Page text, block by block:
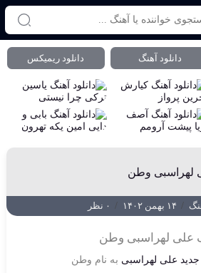
دانلود آهنگ دانلود ریمیکس
لهراسبی وطن
/ ۱۴ بهمن ۱۴۰۲ / ۰ نظر
علی لهراسبی وطن
علی لهراسبی به نام وطن